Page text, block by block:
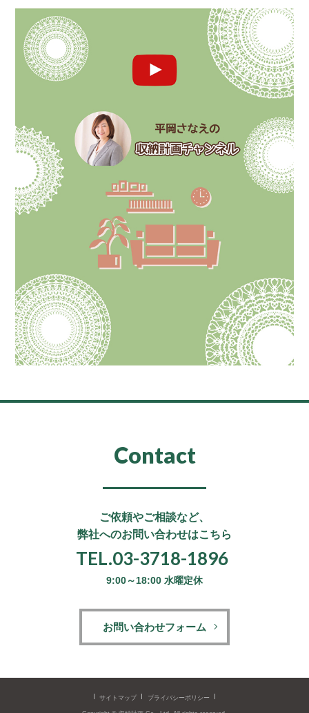
Contact
ご依頼やご相談など、
弊社へのお問い合わせはこちら
TEL.03-3718-1896
9:00～18:00 水曜定休
お問い合わせフォーム
サイトマップ プライバシーポリシー